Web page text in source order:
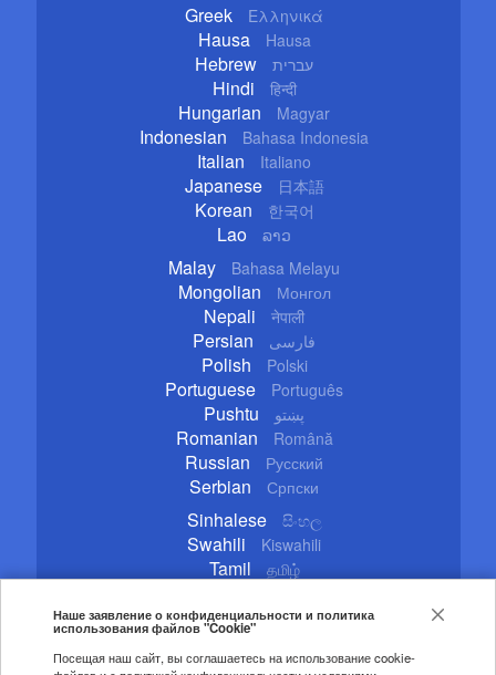
Greek Ελληνικά
Hausa Hausa
Hebrew עברית
Hindi हिन्दी
Hungarian Magyar
Indonesian Bahasa Indonesia
Italian Italiano
Japanese 日本語
Korean 한국어
Lao ລາວ
Malay Bahasa Melayu
Mongolian Монгол
Nepali नेपाली
Persian فارسی
Polish Polski
Portuguese Português
Pushtu پښتو
Romanian Română
Russian Русский
Serbian Српски
Sinhalese සිංහල
Swahili Kiswahili
Tamil தமிழ்
Turkish Türkçe
Ukrainian
Urdu اردو
Наше заявление о конфиденциальности и политика
использования файлов "Cookie"
Посещая наш сайт, вы соглашаетесь на использование cookie-